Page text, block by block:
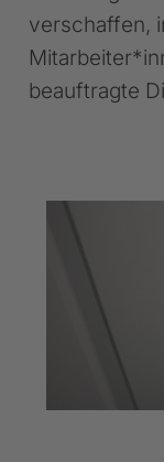
verschaffen,
beauftragte